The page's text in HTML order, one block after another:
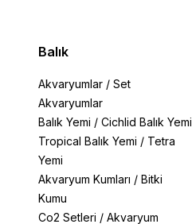
Balık
Akvaryumlar / Set
Akvaryumlar
Balık Yemi / Cichlid Balık Yemi
Tropical Balık Yemi / Tetra
Yemi
Akvaryum Kumları / Bitki
Kumu
Co2 Setleri / Akvaryum